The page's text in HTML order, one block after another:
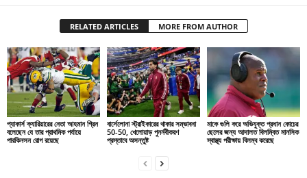
RELATED ARTICLES MORE FROM AUTHOR
প্যাকার্স ক্যারিয়ারের নেতা আহমান গ্রিন
বলেছেন যে তার প্রাথমিক পর্যায়ে
পারকিনসন রোগ রয়েছে
বার্সেলোনা স্ট্রাইকারের থাকার সম্ভাবনা
50-50, খেলোয়াড় পুনর্নবীকরণ
প্রস্তাবে অসন্তুষ্ট
মাকে গুলি করে অভিযুক্ত প্রধান কোচের
ছেলের জন্য আদালত বিলম্বিত মানসিক
স্বাস্থ্য পরীক্ষায় বিলম্ব করেছে